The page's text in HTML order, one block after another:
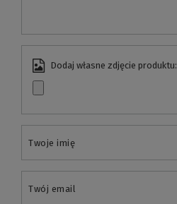
Dodaj własne zdjęcie produktu:
Twoje imię
Twój email